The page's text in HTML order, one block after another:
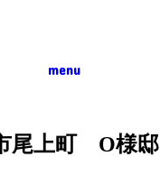
menu
尾上町 O様邸